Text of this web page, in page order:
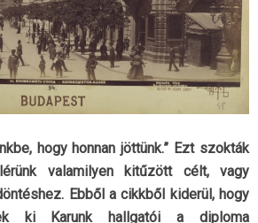
hogy honnan jöttünk.” Ezt szokták
valamilyen kitűzött célt, vagy
Ebből a cikkből kiderül, hogy
ki Karunk hallgatói a diploma